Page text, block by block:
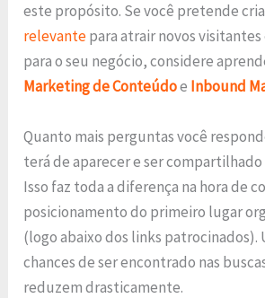
este propósito. Se você pretende
relevantepara atrair novos
para o seu negócio, considere
Marketing de Conteúdoe Inbound
Quanto mais perguntas você
terá de aparecer e ser compartilhado
Isso faz toda a diferença na hora de
posicionamento do primeiro lugar
(logo abaixo dos links patrocinados).
chances de ser encontrado nas
reduzem drasticamente.